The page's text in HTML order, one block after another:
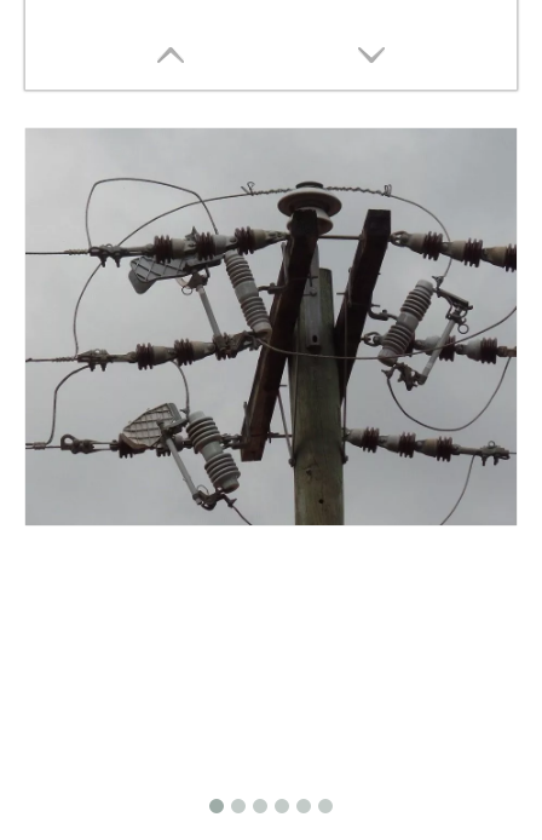
Polymer Fuse Cutout, Drop out Fuses 12 Kv 100A Polymer Fuse Cutout, Drop out Fuses 12 Kv 200A